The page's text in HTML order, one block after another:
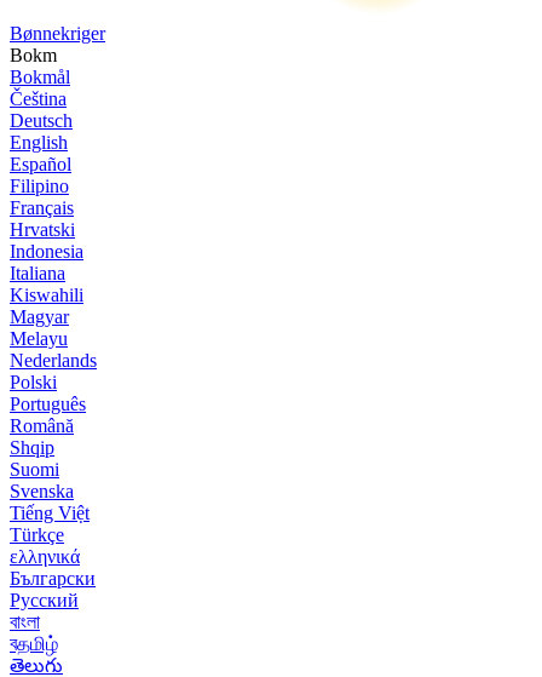
Bønne­kriger
Bokm
Bokmål
Čeština
Deutsch
English
Español
Filipino
Français
Hrvatski
Indonesia
Italiana
Kiswahili
Magyar
Melayu
Nederlands
Polski
Português
Română
Shqip
Suomi
Svenska
Tiếng Việt
Türkçe
ελληνικά
Български
Русский
বাংলা
বதமிழ்
తెలుగు